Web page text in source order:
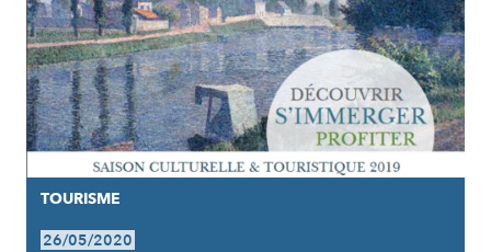
TOURISME
26/05/2020